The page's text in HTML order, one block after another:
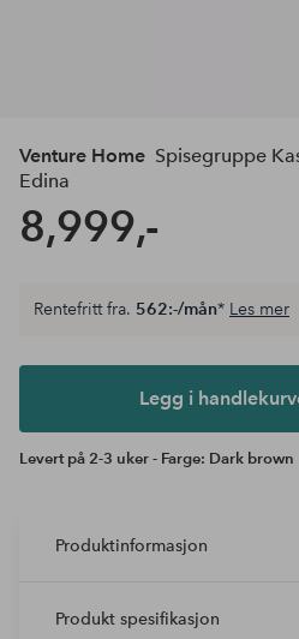
Venture Home Spisegruppe
Edina
8,999,-
Legg i
Rentefritt fra. 562:-/mån* Les mer
Legg i
Levert på 2-3 uker - Farge: Dark brown
Produktinformasjon
Produkt spesifikasjon